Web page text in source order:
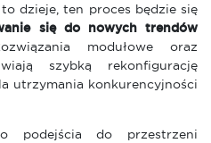
dzieje, ten proces będzie się
się do nowych trendów
modułowe oraz
szybką rekonfigurację
utrzymania konkurencyjności
podejścia do przestrzeni